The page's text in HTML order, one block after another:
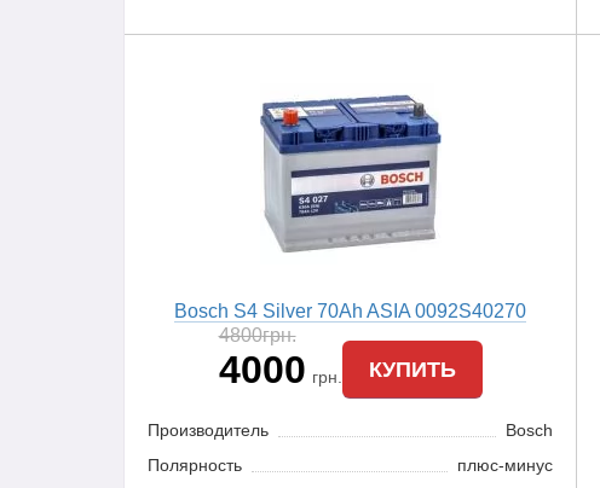
Bosch S4 Silver 70Ah ASIA 0092S40270
4800грн.
4000 грн. КУПИТЬ
Производитель
Bosch
Полярность
плюс-минус